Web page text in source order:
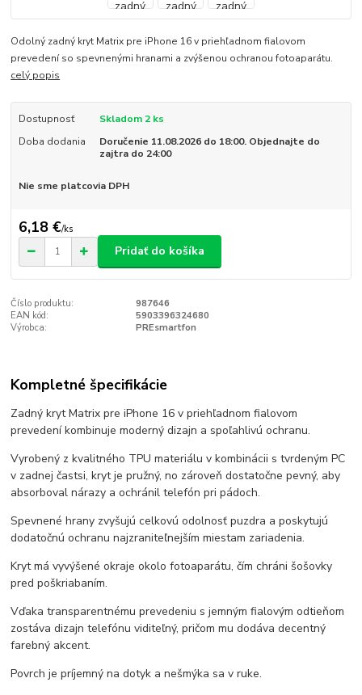
Odolný zadný kryt Matrix pre iPhone 16 v priehľadnom fialovom
prevedení so spevnenými hranami a zvýšenou ochranou fotoaparátu.
celý popis
Dostupnosť
Skladom 2 ks
Doba dodania
Doručenie 11.08.2026 do 18:00. Objednajte do
zajtra do 24:00
Nie sme platcovia DPH
6,18 €/ks
Pridať do košíka
Číslo produktu:
987646
EAN kód:
5903396324680
Výrobca:
PREsmartfon
Kompletné špecifikácie
Zadný kryt Matrix pre iPhone 16 v priehľadnom fialovom
prevedení kombinuje moderný dizajn a spoľahlivú ochranu.
Vyrobený z kvalitného TPU materiálu v kombinácii s tvrdeným PC
v zadnej častsi, kryt je pružný, no zároveň dostatočne pevný, aby
absorboval nárazy a ochránil telefón pri pádoch.
Spevnené hrany zvyšujú celkovú odolnosť puzdra a poskytujú
dodatočnú ochranu najzraniteľnejším miestam zariadenia.
Kryt má vyvýšené okraje okolo fotoaparátu, čím chráni šošovky
pred poškriabaním.
Vďaka transparentnému prevedeniu s jemným fialovým odtieňom
zostáva dizajn telefónu viditeľný, pričom mu dodáva decentný
farebný akcent.
Povrch je príjemný na dotyk a nešmýka sa v ruke.